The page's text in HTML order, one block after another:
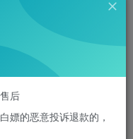
后
嫖的恶意投诉退款的，